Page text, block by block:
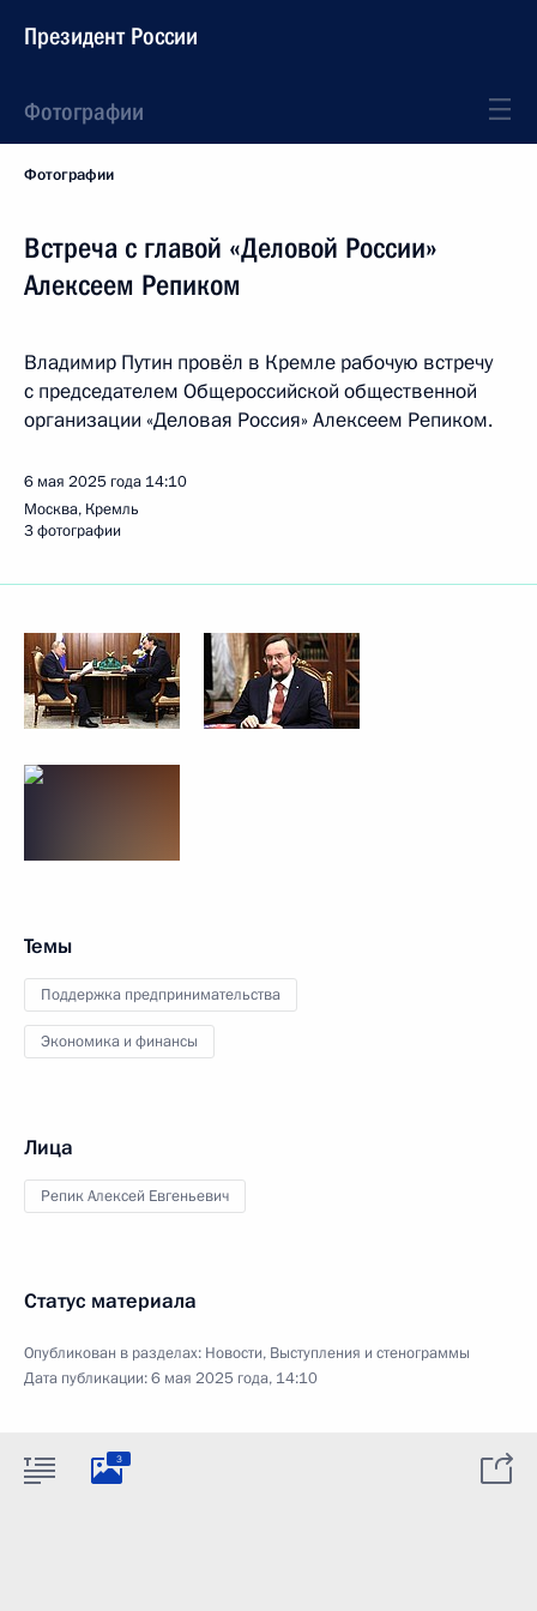
Президент России
Фотографии
Фотографии
Встреча с главой «Деловой России»
Алексеем Репиком
Владимир Путин провёл в Кремле рабочую встречу
с председателем Общероссийской общественной
организации «Деловая Россия» Алексеем Репиком.
6 мая 2025 года 14:10
Москва, Кремль
3 фотографии
Темы
Поддержка предпринимательства
Экономика и финансы
Лица
Репик Алексей Евгеньевич
Статус материала
Опубликован в разделах: Новости, Выступления и стенограммы
Дата публикации:6 мая 2025 года, 14:10
3